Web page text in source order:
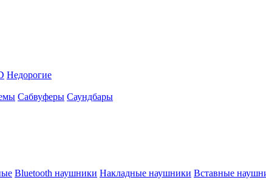
Недорогие
Сабвуферы Саундбары
Bluetooth наушники Накладные наушники Вставные